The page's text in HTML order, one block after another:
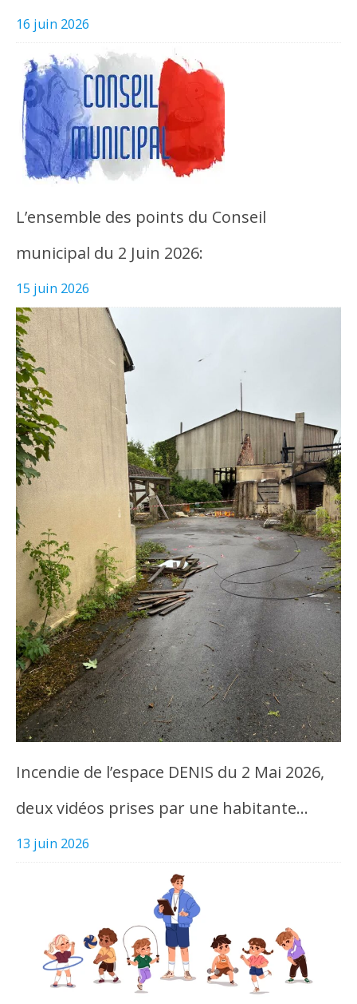
16 juin 2026
L’ensemble des points du Conseil
municipal du 2 Juin 2026:
15 juin 2026
Incendie de l’espace DENIS du 2 Mai 2026,
deux vidéos prises par une habitante…
13 juin 2026